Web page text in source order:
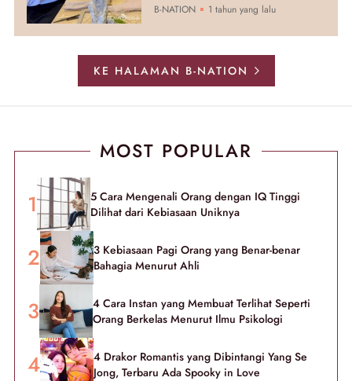
B-NATION 1 tahun yang lalu
KE HALAMAN B-NATION
MOST POPULAR
5 Cara Mengenali Orang dengan IQ Tinggi
Dilihat dari Kebiasaan Uniknya
3 Kebiasaan Pagi Orang yang Benar-benar
Bahagia Menurut Ahli
4 Cara Instan yang Membuat Terlihat Seperti
Orang Berkelas Menurut Ilmu Psikologi
4 Drakor Romantis yang Dibintangi Yang Se
Jong, Terbaru Ada Spooky in Love